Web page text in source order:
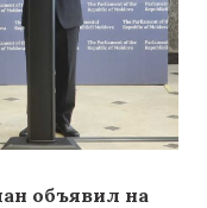
объявил на